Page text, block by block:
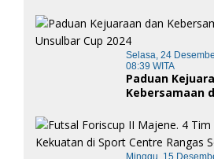
melaju
Selasa, 24
08:39 WITA
Paduan
Kebersamaan
Minggu, 15